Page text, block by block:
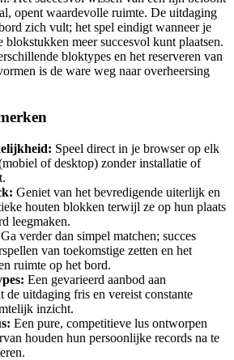
opent waardevolle ruimte. De uitdaging
zich vult; het spel eindigt wanneer je
blokstukken meer succesvol kunt plaatsen.
bloktypes en het reserveren van
is de ware weg naar overheersing
Speel direct in je browser op elk
of desktop) zonder installatie of
Geniet van het bevredigende uiterlijk en
houten blokken terwijl ze op hun plaats
leegmaken.
Ga verder dan simpel matchen; succes
van toekomstige zetten en het
ruimte op het bord.
Een gevarieerd aanbod aan
de uitdaging fris en vereist constante
inzicht.
Een pure, competitieve lus ontworpen
houden hun persoonlijke records na te